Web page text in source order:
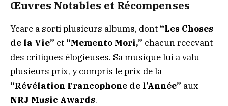
Œuvres Notables et Récompenses
Ycare a sorti plusieurs albums, dont “Les Choses
de la Vie” et “Memento Mori,” chacun recevant
des critiques élogieuses. Sa musique lui a valu
plusieurs prix, y compris le prix de la
“Révélation Francophone de l’Année” aux
NRJ Music Awards.